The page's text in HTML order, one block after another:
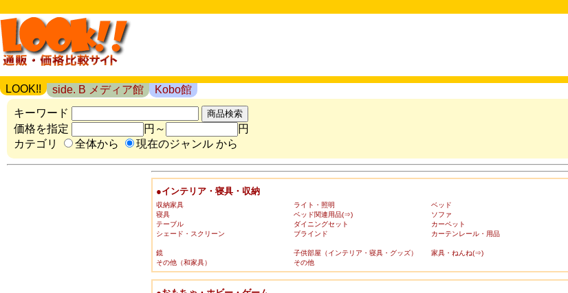
LOOK!! side. B メディア館
Kobo館
キーワード
価格を指定
円～
円
カテゴリ
全体から 現在のジャンル から
●インテリア・寝具・収納
収納家具 ライト・照明 ベッド
寝具
ベッド関連用品(⇒) ソファ
テーブル
ダイニングセット カーペット
シェード・スクリーン
ブラインド カーテンレール・用品
鏡
子供部屋（インテリア・寝具・グッズ） 家具・ねんね(⇒)
その他（和家具）
その他